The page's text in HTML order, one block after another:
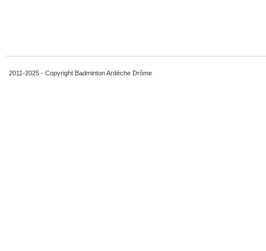
2011-2025 - Copyright Badminton Ardèche Drôme